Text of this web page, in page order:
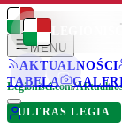
LEGIONISCI
MENU
AKTUALNOŚCI
TABELA
LEGIONISCI
Legionisci.com/
ULTRAS LEGIA